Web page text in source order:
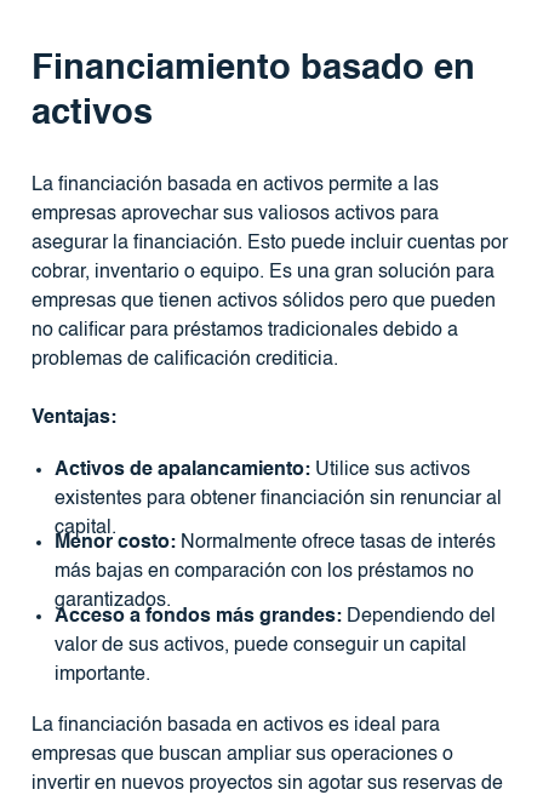
Financiamiento basado en
activos
La financiación basada en activos permite a las
empresas aprovechar sus valiosos activos para
asegurar la financiación. Esto puede incluir cuentas por
cobrar, inventario o equipo. Es una gran solución para
empresas que tienen activos sólidos pero que pueden
no calificar para préstamos tradicionales debido a
problemas de calificación crediticia.
Ventajas:
Activos de apalancamiento:Utilice sus activos
existentes para obtener financiación sin renunciar al
capital.
Menor costo:Normalmente ofrece tasas de interés
más bajas en comparación con los préstamos no
garantizados.
Acceso a fondos más grandes:Dependiendo del
valor de sus activos, puede conseguir un capital
importante.
La financiación basada en activos es ideal para
empresas que buscan ampliar sus operaciones o
invertir en nuevos proyectos sin agotar sus reservas de